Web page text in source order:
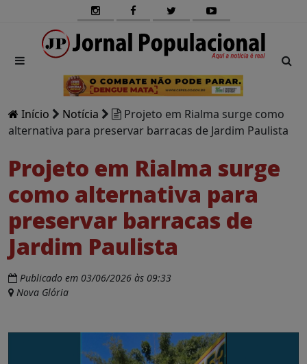
Início Notícia
Projeto em Rialma surge como
alternativa para preservar barracas de Jardim Paulista
Projeto em Rialma surge
como alternativa para
preservar barracas de
Jardim Paulista
Publicado em 03/06/2026 às 09:33
Nova Glória